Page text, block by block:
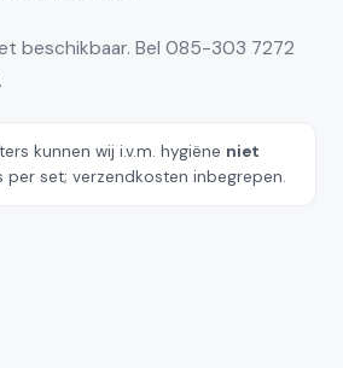
beschikbaar. Bel 085-303 7272
kunnen wij i.v.m. hygiëne niet
per set; verzendkosten inbegrepen.